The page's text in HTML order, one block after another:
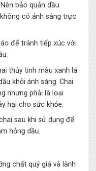
bảo quản dầu
có ánh sáng trực
để tránh tiếp xúc với
thủy tinh màu xanh lá
khỏi ánh sáng. Chai
nhưng phải là loại
hại cho sức khỏe.
sau khi sử dụng để
hỏng dầu.
chất quý giá và lành